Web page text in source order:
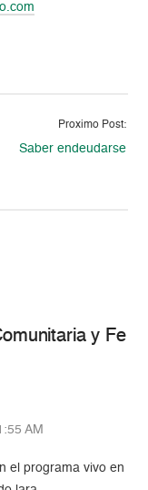
Proximo Post:
Saber endeudarse
y Fe
AM
el programa vivo en